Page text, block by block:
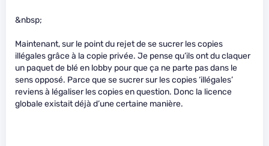
&nbsp;
Maintenant, sur le point du rejet de se sucrer les copies
illégales grâce à la copie privée. Je pense qu’ils ont du claquer
un paquet de blé en lobby pour que ça ne parte pas dans le
sens opposé. Parce que se sucrer sur les copies ‘illégales’
reviens à légaliser les copies en question. Donc la licence
globale existait déjà d’une certaine manière.